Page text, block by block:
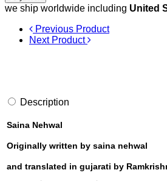
we ship worldwide including United
Previous Product
Next Product
Description
Saina Nehwal
Originally written by saina nehwal
and translated in gujarati by